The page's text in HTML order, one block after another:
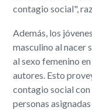
contagio social",
Además, los
masculino al nacer
al sexo femenino
autores. Esto
contagio social
personas